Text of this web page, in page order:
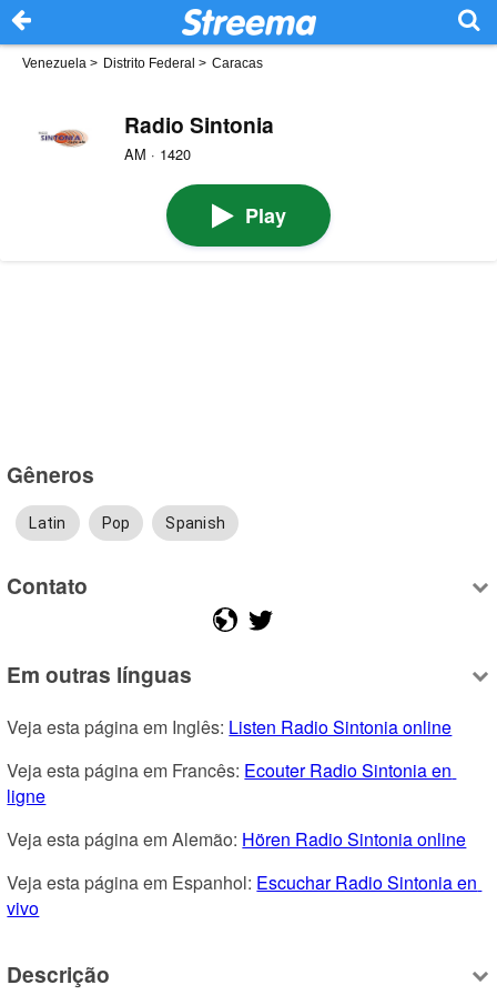
Venezuela > Distrito Federal > Caracas
Radio Sintonia
AM · 1420
Play
Gêneros
Latin Pop Spanish
Contato
Em outras línguas
Veja esta página em Inglês: Listen Radio Sintonia online
Veja esta página em Francês: Ecouter Radio Sintonia en
ligne
Veja esta página em Alemão: Hören Radio Sintonia online
Veja esta página em Espanhol: Escuchar Radio Sintonia en
vivo
Descrição